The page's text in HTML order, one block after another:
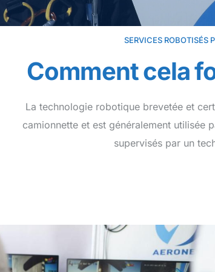
SERVICES ROBOTISÉS
Comment cela
La technologie robotique brevetée et
camionnette et est généralement utilisée
supervisés par un